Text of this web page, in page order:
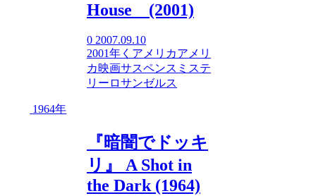
House (2001)
0 2007.09.10
2001年 く アメリカアメリ
カ映画サスペンス ミステ
リー ロサンゼルス
1964年
『暗闇でドッキ
リ』 A Shot in
the Dark (1964)